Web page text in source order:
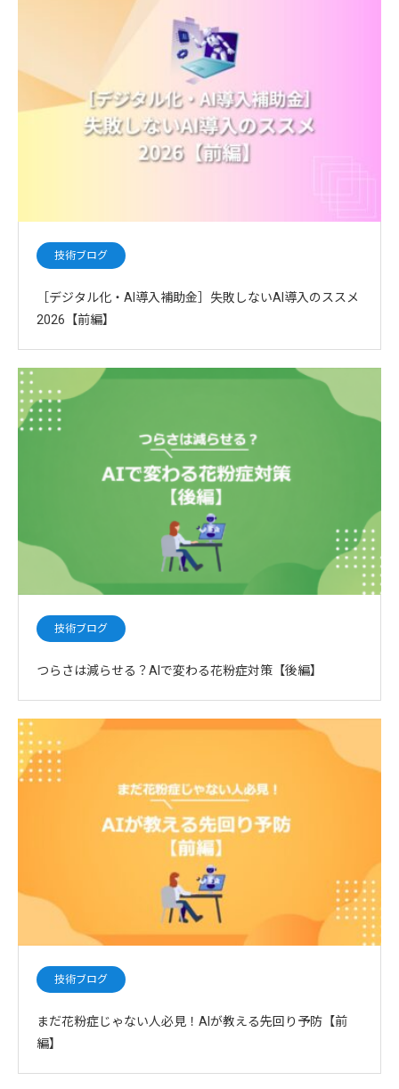
技術ブログ
［デジタル化・AI導入補助金］失敗しないAI導入のススメ
2026【前編】
技術ブログ
つらさは減らせる？AIで変わる花粉症対策【後編】
技術ブログ
まだ花粉症じゃない人必見！AIが教える先回り予防【前
編】